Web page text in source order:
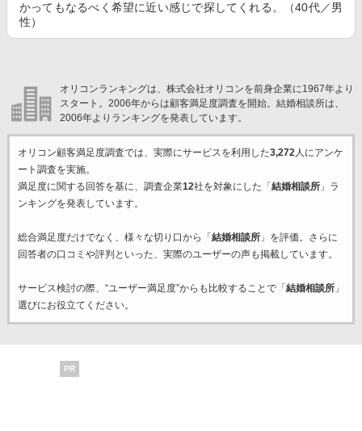
かってもなるべく希望に近い感じで探してくれる。（40代／男
性）
オリコンランキングは、株式会社オリコンを前身企業に1967年より
スタート。2006年からは顧客満足度調査を開始。結婚相談所は、
2006年よりランキングを発表しています。
オリコン顧客満足度調査では、実際にサービスを利用した3,272人にアンケ
ート調査を実施。
満足度に関する回答を基に、調査企業12社を対象にした「 結婚相談所」ラ
ンキングを発表しています。
総合満足度だけでなく、様々な切り口から「 結婚相談所」を評価。さらに
回答者の口コミや評判といった、実際のユーザーの声も掲載しています。
サービス検討の際、“ユーザー満足度”からも比較することで「 結婚相談所」
選びにお役立てください。
PR